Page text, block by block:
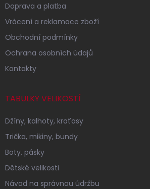
Doprava a platba
Vrácení a reklamace zboží
Obchodní podmínky
Ochrana osobních údajů
Kontakty
TABULKY VELIKOSTÍ
Džíny, kalhoty, kraťasy
Trička, mikiny, bundy
Boty, pásky
Dětské velikosti
Návod na správnou údržbu